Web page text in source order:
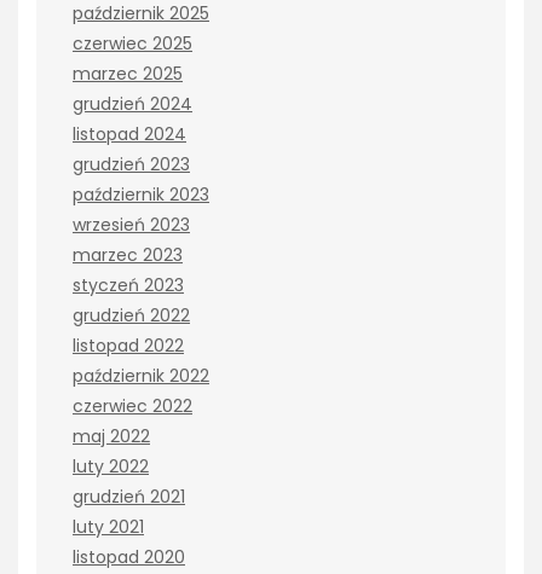
październik 2025
czerwiec 2025
marzec 2025
grudzień 2024
listopad 2024
grudzień 2023
październik 2023
wrzesień 2023
marzec 2023
styczeń 2023
grudzień 2022
listopad 2022
październik 2022
czerwiec 2022
maj 2022
luty 2022
grudzień 2021
luty 2021
listopad 2020